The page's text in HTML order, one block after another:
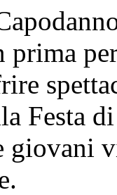
Festa
giovani